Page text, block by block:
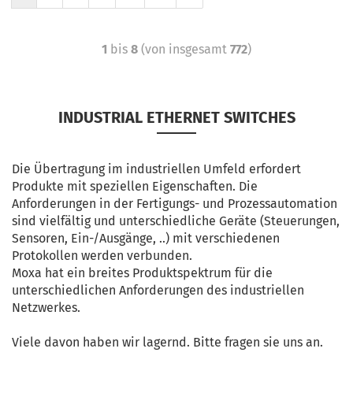
1 bis 8 (von insgesamt 772)
INDUSTRIAL ETHERNET SWITCHES
Die Übertragung im industriellen Umfeld erfordert
Produkte mit speziellen Eigenschaften. Die
Anforderungen in der Fertigungs- und Prozessautomation
sind vielfältig und unterschiedliche Geräte (Steuerungen,
Sensoren, Ein-/Ausgänge, ..) mit verschiedenen
Protokollen werden verbunden.
Moxa hat ein breites Produktspektrum für die
unterschiedlichen Anforderungen des industriellen
Netzwerkes.
Viele davon haben wir lagernd. Bitte fragen sie uns an.